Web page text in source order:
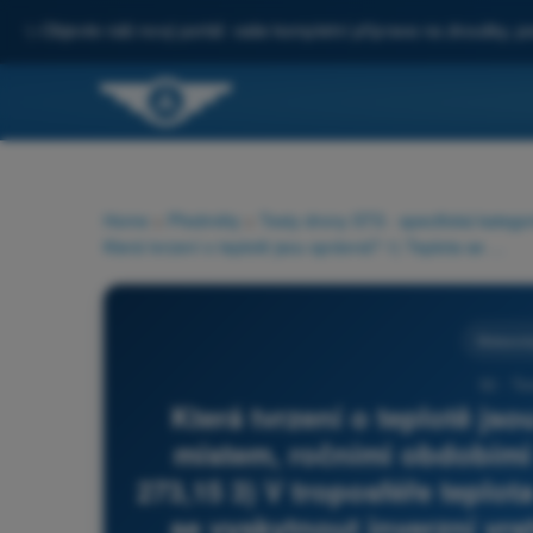
Objevte náš nový portál: vaše kompletní příprava na zkoušky,
Home Předměty Testy drony STS - specifická
Která tvrzení o teplotě
místem, ročními obdobími
273,15 3) V troposféře